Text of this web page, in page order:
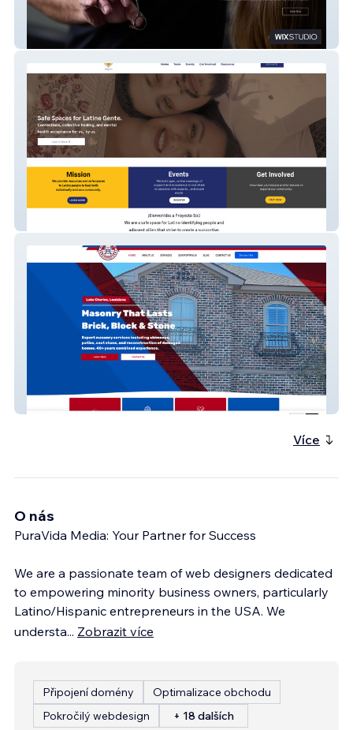
RR Craft Hair
Non-Profit (Advanced) Proyecto Sol
Advanced Website United Masonry
Systems
Více
O nás
PuraVida Media: Your Partner for Success
We are a passionate team of web designers dedicated
to empowering minority business owners, particularly
Latino/Hispanic entrepreneurs in the USA. We
understa... Zobrazit více
Připojení domény
Optimalizace obchodu
Pokročilý webdesign
+ 18 dalších